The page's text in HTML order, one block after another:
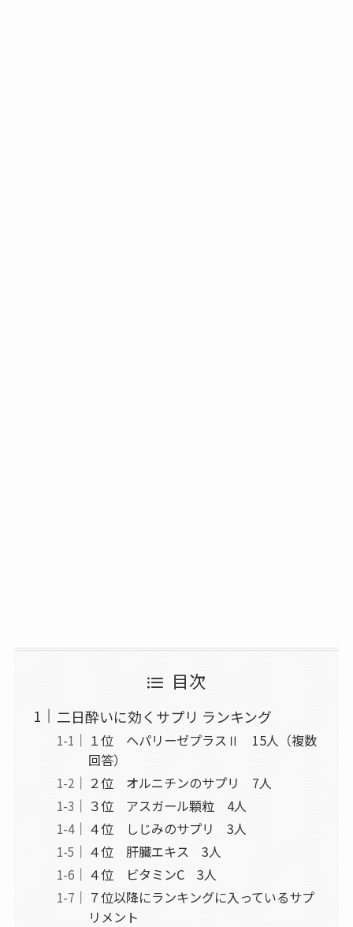
目次
二日酔いに効くサプリ ランキング
１位 ヘパリーゼプラスⅡ 15人（複数
回答）
２位 オルニチンのサプリ 7人
３位 アスガール顆粒 4人
４位 しじみのサプリ 3人
４位 肝臓エキス 3人
４位 ビタミンC 3人
７位以降にランキングに入っているサプ
リメント